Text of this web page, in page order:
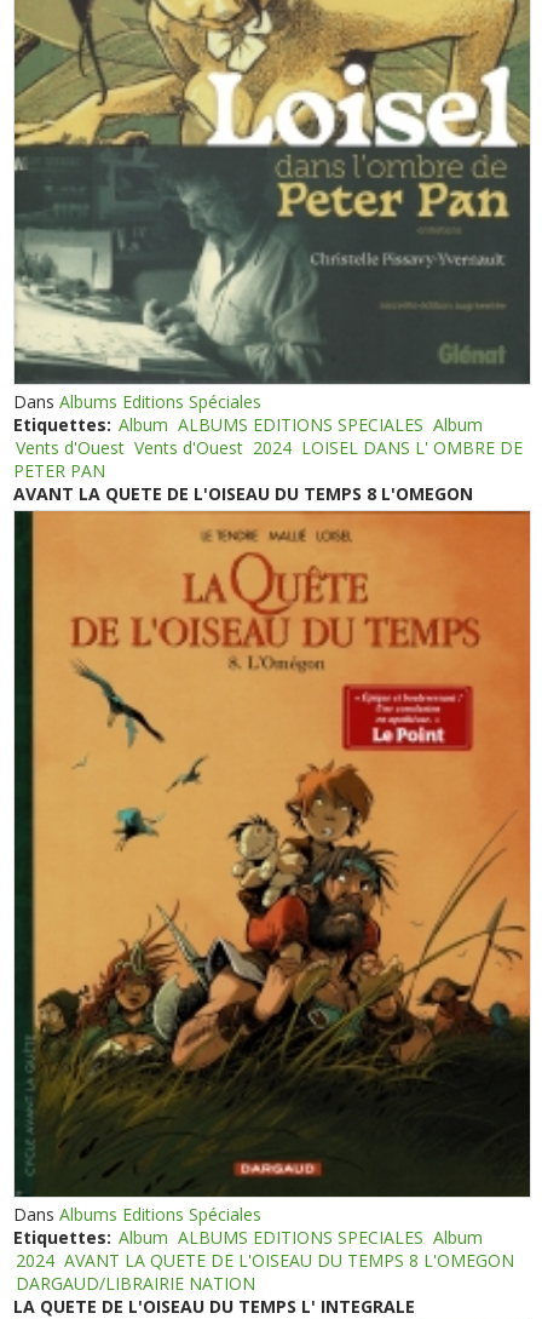
DansAlbums Editions Spéciales
Etiquettes: Album ALBUMS EDITIONS SPECIALES Album
Vents d'Ouest Vents d'Ouest 2024 LOISEL DANS L' OMBRE DE
PETER PAN
AVANT LA QUETE DE L'OISEAU DU TEMPS 8 L'OMEGON
DansAlbums Editions Spéciales
Etiquettes: Album ALBUMS EDITIONS SPECIALES Album
2024 AVANT LA QUETE DE L'OISEAU DU TEMPS 8 L'OMEGON
DARGAUD/LIBRAIRIE NATION
LA QUETE DE L'OISEAU DU TEMPS L' INTEGRALE